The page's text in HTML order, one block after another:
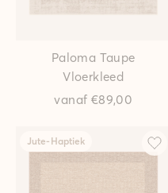
Paloma Taupe
Vloerkleed
vanaf €89,00
Jute-Haptiek